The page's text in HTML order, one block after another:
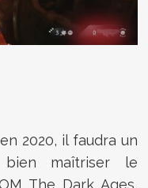
2020, il faudra un
bien maîtriser le
The Dark Ages,